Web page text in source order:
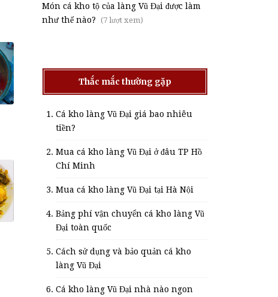
Món cá kho tộ của làng Vũ Đại được làm
như thế nào? (7 lượt xem)
Thắc mắc thường gặp
Cá kho làng Vũ Đại giá bao nhiêu
tiền?
Mua cá kho làng Vũ Đại ở đâu TP Hồ
Chí Minh
Mua cá kho làng Vũ Đại tại Hà Nội
Bảng phí vận chuyển cá kho làng Vũ
Đại toàn quốc
Cách sử dụng và bảo quản cá kho
làng Vũ Đại
Cá kho làng Vũ Đại nhà nào ngon